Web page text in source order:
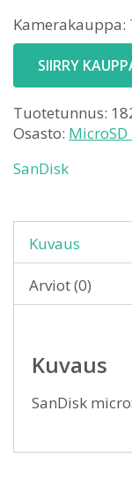
Kamerakauppa:
SIIRRY
Tuotetunnus:
Osasto:
SanDisk
Kuvaus
Arviot (0)
Kuvaus
SanDisk